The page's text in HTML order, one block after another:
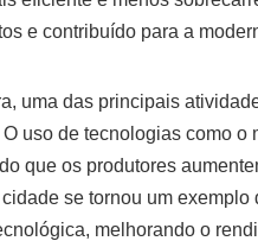
e contribuído para a
uma das principais
uso de tecnologias como o
que os produtores
se tornou um
melhorando o